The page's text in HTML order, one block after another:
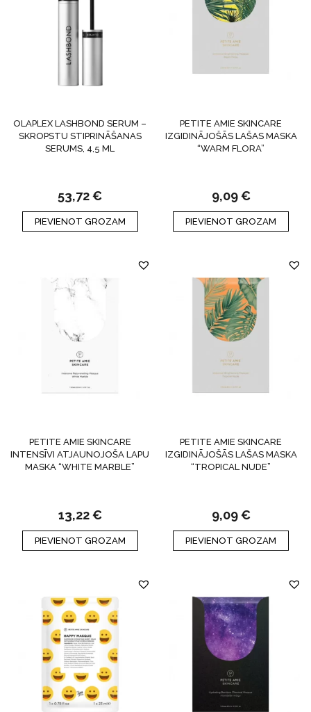
OLAPLEX LASHBOND SERUM –
SKROPSTU STIPRINĀŠANAS
SERUMS, 4,5 ML
53,72€
PIEVIENOT GROZAM
PETITE AMIE SKINCARE
IZGIDINĀJOŠĀS LAŠAS MASKA
“WARM FLORA”
9,09€
PIEVIENOT GROZAM
PETITE AMIE SKINCARE
INTENSĪVI ATJAUNOJOŠA LAPU
MASKA “WHITE MARBLE”
13,22€
PIEVIENOT GROZAM
PETITE AMIE SKINCARE
IZGIDINĀJOŠĀS LAŠAS MASKA
“TROPICAL NUDE”
9,09€
PIEVIENOT GROZAM